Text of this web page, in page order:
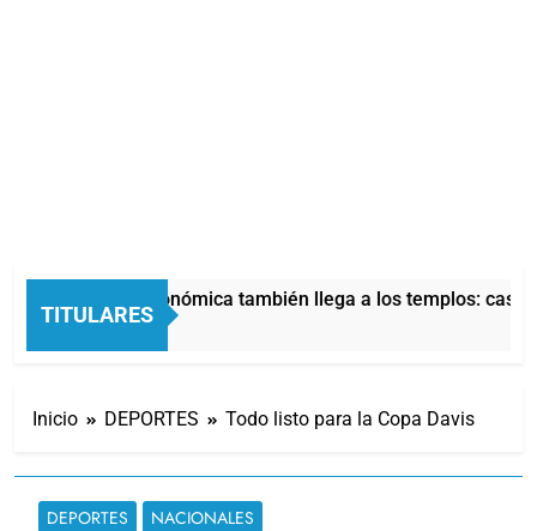
TITULARES
La crisis económica también llega a los templos: casi
7 Horas Atrás
Inicio DEPORTES Todo listo para la Copa Davis
DEPORTES NACIONALES